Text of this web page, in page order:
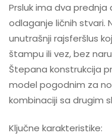
Prsluk ima dva
odlaganje ličnih stvari.
unutrašnji rajsferšlus
štampu ili vez, bez
Štepana konstrukcija
model pogodnim za
kombinaciji sa drugim
Ključne karakteristike: